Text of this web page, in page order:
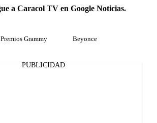
a Caracol TV en Google Noticias.
Premios Grammy Beyonce
PUBLICIDAD